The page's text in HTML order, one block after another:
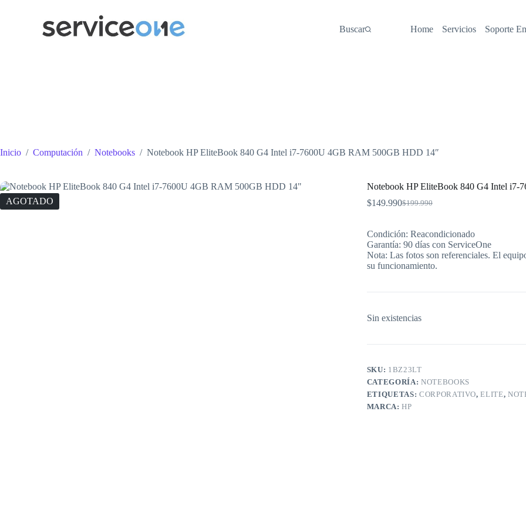
Buscar Home Servicios Soporte
Inicio / Computación / Notebooks / Notebook HP EliteBook 840 G4 Intel i7-7600U 4GB RAM 500GB HDD 14″
AGOTADO
Notebook HP EliteBook 840 G4 Intel
$199.990
El
original
era:
$199.990.
$149.990El
actual
es:
$149.990.
Condición: Reacondicionado
Garantía: 90 días con ServiceOne
Nota: Las fotos son referenciales. El
su funcionamiento.
Sin existencias
SKU: 1BZ23LT
CATEGORÍA: NOTEBOOKS
ETIQUETAS: CORPORATIVO,ELITE,
MARCA:HP